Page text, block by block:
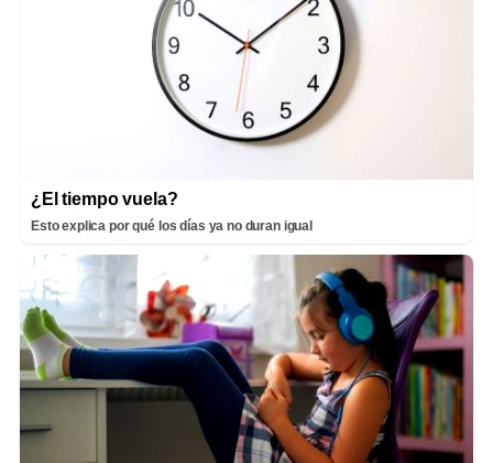
¿El tiempo vuela?
Esto explica por qué los días ya no duran igual